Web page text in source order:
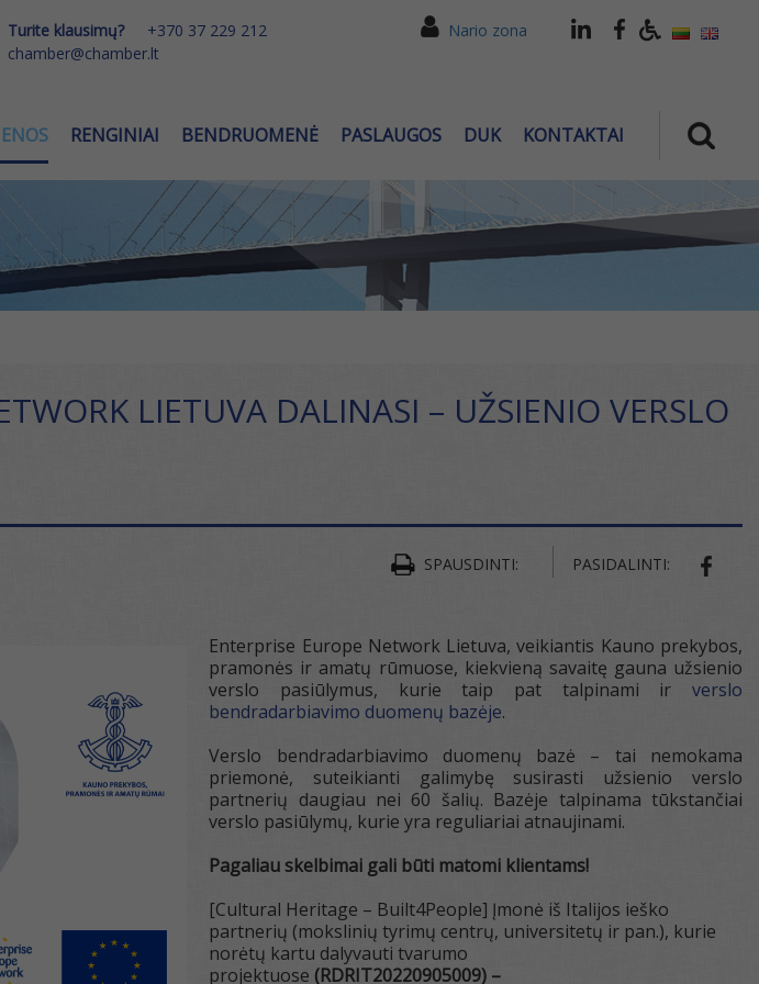
Turite klausimų?
+370 37 229 212
chamber@chamber.lt
Nario zona
RENGINIAI BENDRUOMENĖ PASLAUGOS DUK KONTAKTAI
LIETUVA DALINASI – UŽSIENIO VERSLO
SPAUSDINTI: PASIDALINTI:
Enterprise Europe Network Lietuva, veikiantis Kauno prekybos,
pramonės ir amatų rūmuose, kiekvieną savaitę gauna užsienio
verslo pasiūlymus, kurie taip pat talpinami ir verslo
bendradarbiavimo duomenų bazėje.
Verslo bendradarbiavimo duomenų bazė – tai nemokama
priemonė, suteikianti galimybę susirasti užsienio verslo
partnerių daugiau nei 60 šalių. Bazėje talpinama tūkstančiai
verslo pasiūlymų, kurie yra reguliariai atnaujinami.
Pagaliau skelbimai gali būti matomi klientams!
[Cultural Heritage – Built4People] Įmonė iš Italijos ieško
partnerių (mokslinių tyrimų centrų, universitetų ir pan.), kurie
norėtų kartu dalyvauti tvarumo
projektuose (RDRIT20220905009) –